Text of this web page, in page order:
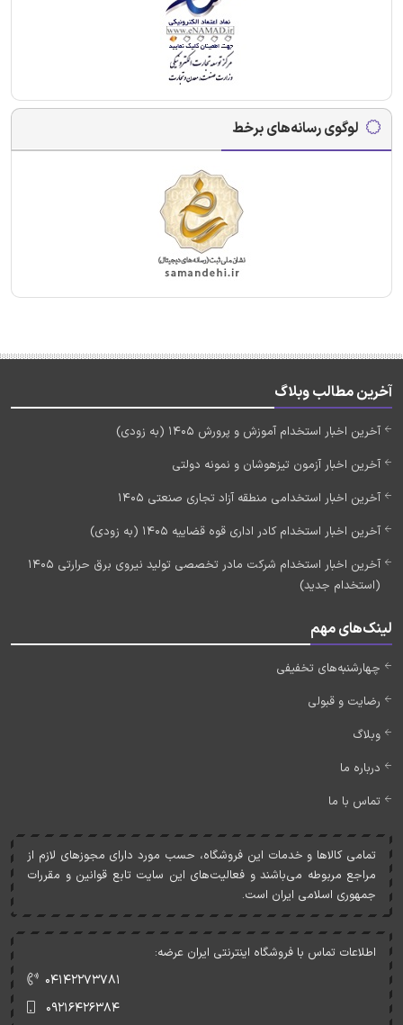
لوگوی رسانه‌های برخط
آخرین مطالب وبلاگ
آخرین اخبار استخدام آموزش و پرورش 1405 (به زودی)
آخرین اخبار آزمون تیزهوشان و نمونه دولتی
آخرین اخبار استخدامی منطقه آزاد تجاری صنعتی 1405
آخرین اخبار استخدام کادر اداری قوه قضاییه 1405 (به زودی)
آخرین اخبار استخدام شرکت مادر تخصصی تولید نیروی برق حرارتی 1405
(استخدام جدید)
لینک‌های مهم
چهارشنبه‌های تخفیفی
رضایت و قبولی
وبلاگ
درباره ما
تماس با ما
تمامی کالاها و خدمات اين فروشگاه، حسب مورد دارای مجوزهای لازم از
مراجع مربوطه می‌باشند و فعاليت‌های اين سايت تابع قوانين و مقررات
جمهوری اسلامی ايران است.
اطلاعات تماس با فروشگاه اینترنتی ایران عرضه:
۰۴۱۴۲۲۷۳۷۸۱
۰۹۲۱۶۴۲۶۳۸۴